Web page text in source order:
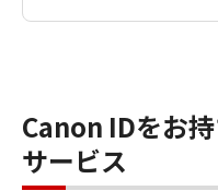
Canon IDをお
サービス